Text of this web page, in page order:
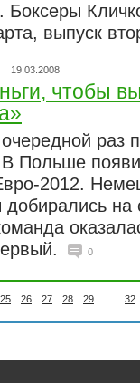
Боксеры
выпуск
19.03.2008
чтобы
раз
В Польше
2012.
на
0
25 26 27 28 29 32